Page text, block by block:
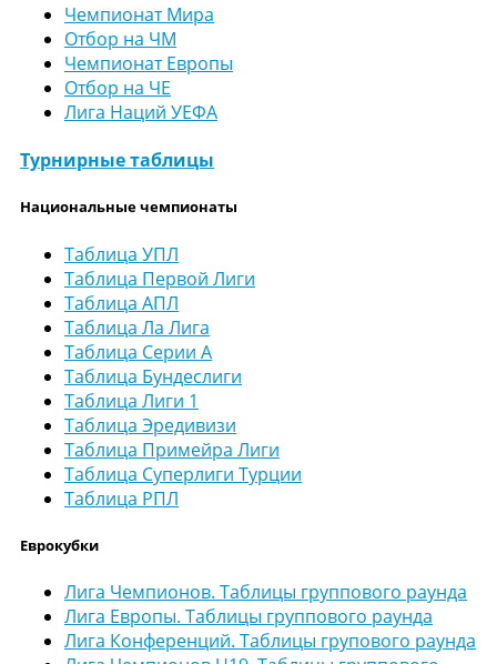
Чемпионат Мира
Отбор на ЧМ
Чемпионат Европы
Отбор на ЧЕ
Лига Наций УЕФА
Турнирные таблицы
Национальные чемпионаты
Таблица УПЛ
Таблица Первой Лиги
Таблица АПЛ
Таблица Ла Лига
Таблица Серии А
Таблица Бундеслиги
Таблица Лиги 1
Таблица Эредивизи
Таблица Примейра Лиги
Таблица Суперлиги Турции
Таблица РПЛ
Еврокубки
Лига Чемпионов. Таблицы группового раунда
Лига Европы. Таблицы группового раунда
Лига Конференций. Таблицы групового раунда